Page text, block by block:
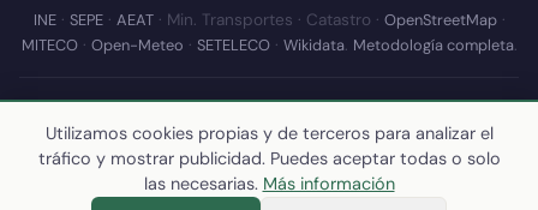
INE· SEPE· AEAT· Min. Transportes · Catastro · OpenStreetMap·
MITECO· Open-Meteo · SETELECO· Wikidata. Metodología completa.
© 2026 Callejear.com — Directorio municipal de España con datos
abiertos. Desarrollado y mantenido porYoel Castaño.
Última actualización de esta página:10 de julio de 2026
calculamos los datos
Utilizamos cookies propias y de terceros para analizar el
tráfico y mostrar publicidad. Puedes aceptar todas o solo
las necesarias. Más información